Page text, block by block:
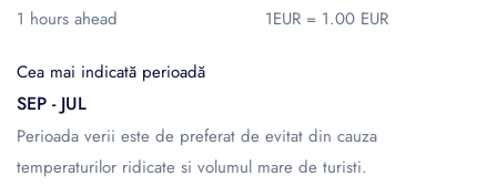
1 hours ahead 1EUR = 1.00 EUR
Cea mai indicată perioadă
SEP - JUL
Perioada verii este de preferat de evitat din cauza
temperaturilor ridicate si volumul mare de turisti.